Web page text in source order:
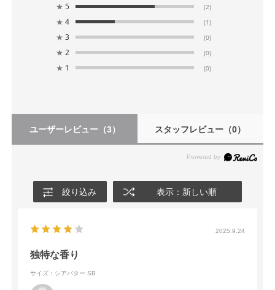
★ 5 (2)
★ 4 (1)
★ 3 (0)
★ 2 (0)
★ 1 (0)
ユーザーレビュー（3） スタッフレビュー （0）
絞り込み 表示：新しい順
2025.9.24
独特な香り
サイズ：シアバター SB